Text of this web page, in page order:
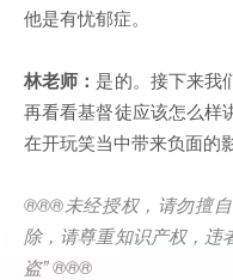
他是有忧郁症。
林老师： 是的。接下来我
再看看基督徒应该怎么样
在开玩笑当中带来负面的影
®®®未经授权，请勿擅
除，请尊重知识产权，违
盗” ®®®